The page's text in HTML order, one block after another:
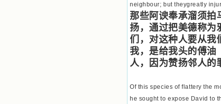
neighbour; but theygreatly
那些阿谀奉承溜须拍
扬，通过把美德称为
们，对这种人要从我
我，是给我头的傅油
人，因为赞扬邻人的
Of this species of flattery the
he sought to expose David to